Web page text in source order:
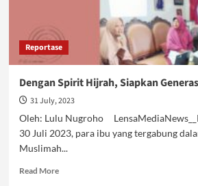
Reportase
Dengan Spirit Hijrah, Siapkan
31 July, 2023
Oleh: Lulu Nugroho
30 Juli 2023, para ibu yang tergabung
Muslimah...
Read MoreRead